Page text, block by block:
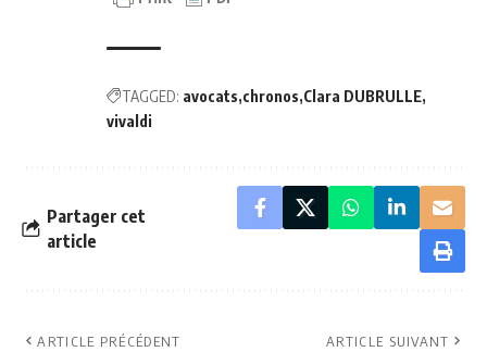
TAGGED: avocats chronos Clara DUBRULLE
vivaldi
Partager cet
article
ARTICLE PRÉCÉDENT ARTICLE SUIVANT